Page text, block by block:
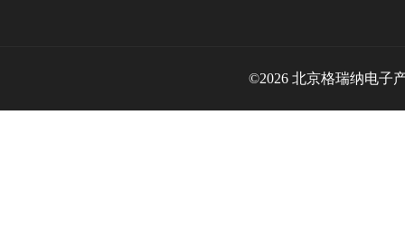
©2026 北京格瑞纳电子